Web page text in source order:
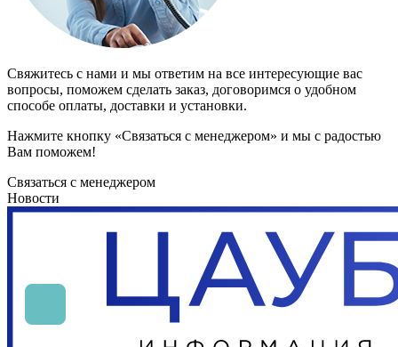
Свяжитесь с нами и мы ответим на все интересующие вас
вопросы, поможем сделать заказ, договоримся о удобном
способе оплаты, доставки и установки.
Нажмите кнопку «Связаться с менеджером» и мы с радостью
Вам поможем!
Связаться с менеджером
Новости